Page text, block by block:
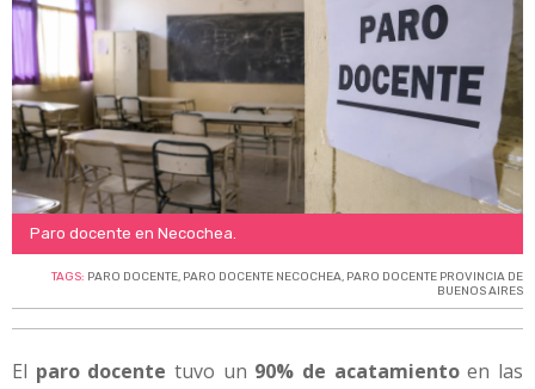
Paro docente en Necochea.
TAGS: PARO DOCENTE, PARO DOCENTE NECOCHEA, PARO DOCENTE PROVINCIA DE
BUENOS AIRES
El paro docente tuvo un 90% de acatamientoen las